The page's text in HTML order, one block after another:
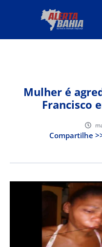
Mulher é
Francisco
Compartilhe